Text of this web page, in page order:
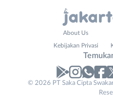
No. Telp /
About Us
Kebijakan Privasi
© 2026 PT Saka Cipta